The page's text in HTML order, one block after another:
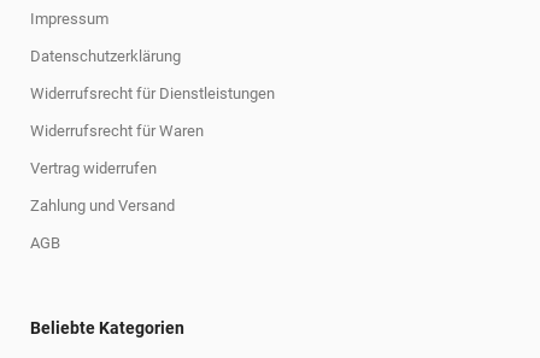
Impressum
Datenschutzerklärung
Widerrufsrecht für Dienstleistungen
Widerrufsrecht für Waren
Vertrag widerrufen
Zahlung und Versand
AGB
Beliebte Kategorien